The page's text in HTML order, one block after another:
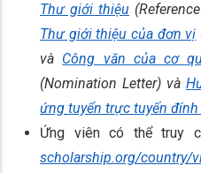
Thư giới thiệu
Thư giới thiệu của đơn vị
và Công văn của cơ
(Nomination Letter) và
ứng tuyển trực tuyến đính
Ứng viên có thể truy
scholarship.org/country/